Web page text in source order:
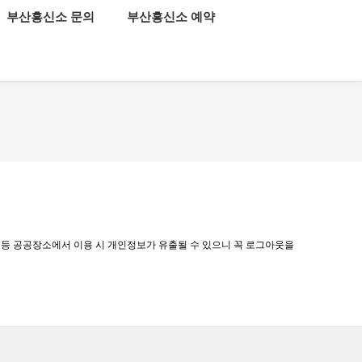
부산흥신소 문의 부산흥신소 예약
공공장소에서 이용 시 개인정보가 유출될 수 있으니 꼭 로그아웃을